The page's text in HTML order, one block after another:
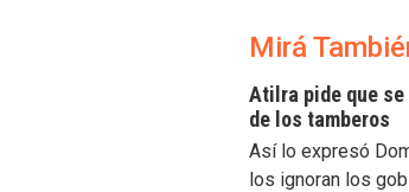
Mirá
Atilra pide que
de los tamberos
Así lo expresó
los ignoran los